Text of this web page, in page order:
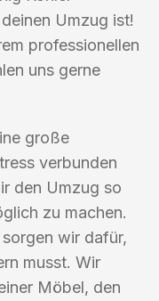
Umzug ist!
professionellen
uns gerne
große
verbunden
den Umzug so
zu machen.
wir dafür,
musst. Wir
Möbel, den